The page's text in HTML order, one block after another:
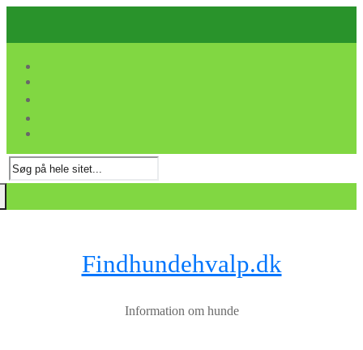
indhold
Søg
efter:
Findhundehvalp.dk
Information om hunde